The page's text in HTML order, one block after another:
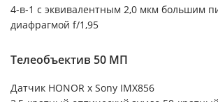
4-в-1 с эквивалентным 2,0 мкм большим
диафрагмой f/1,95
Телеобъектив 50 МП
Датчик HONOR x Sony IMX856